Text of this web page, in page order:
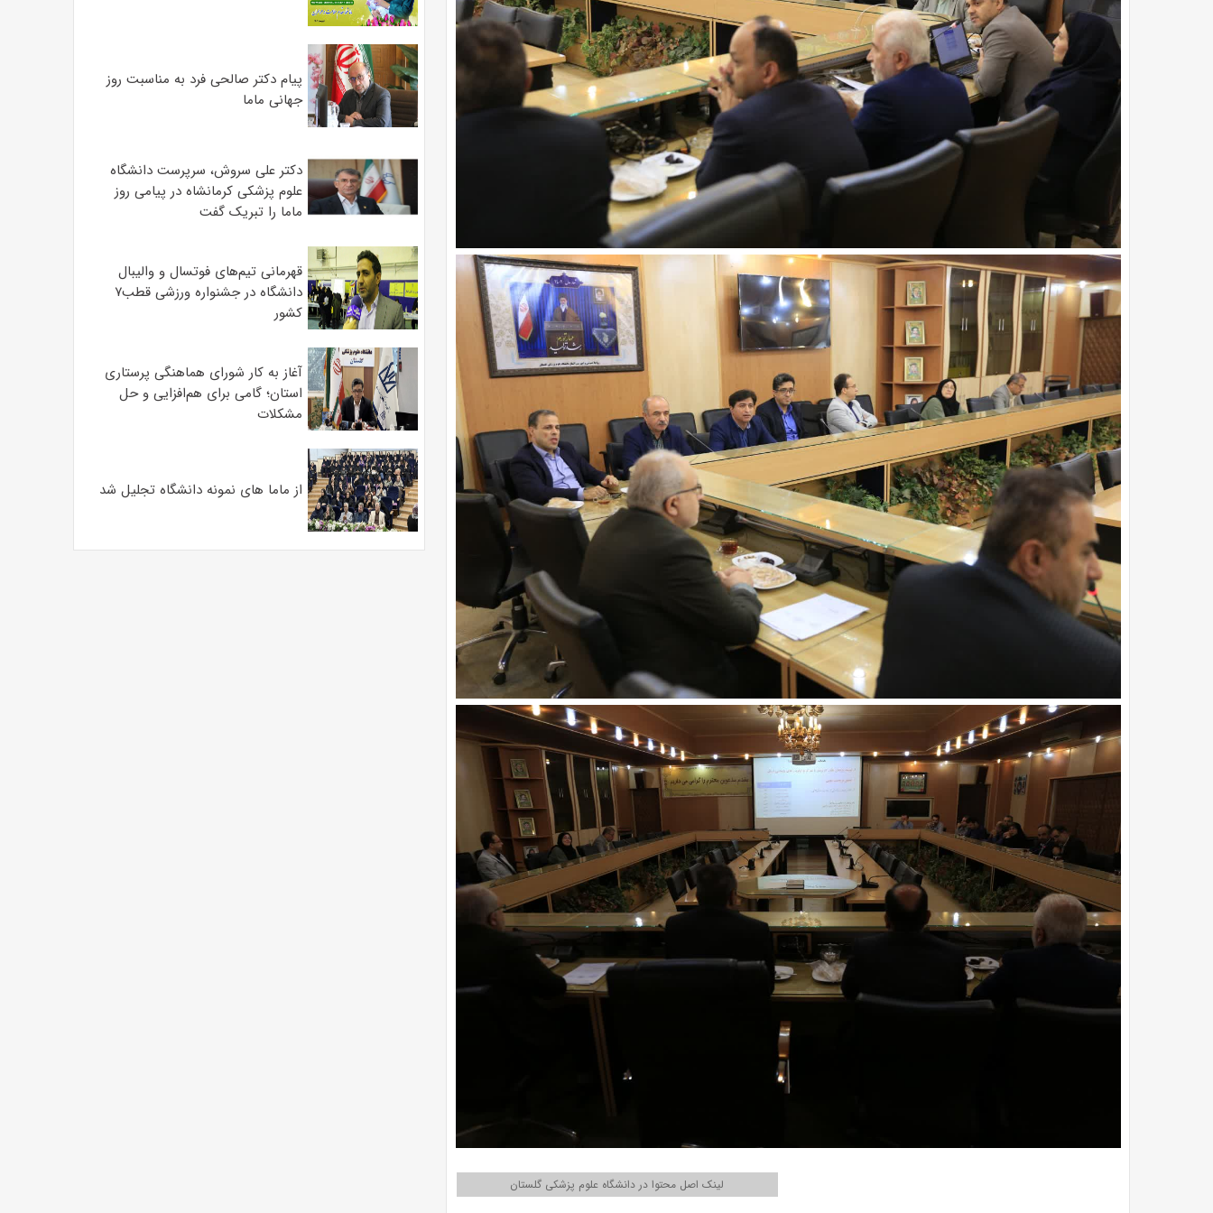
لینک اصل محتوا در دانشگاه علوم پزشکی گلستان
پیام دکتر صالحی فرد به مناسبت روز
جهانی ماما
دکتر علی سروش، سرپرست دانشگاه
علوم پزشکی کرمانشاه در پیامی روز
ماما را تبریک گفت
قهرمانی تیم‌های فوتسال و والیبال
دانشگاه در جشنواره ورزشی قطب۷
کشور
آغاز به کار شورای هماهنگی پرستاری
استان؛ گامی برای هم‌افزایی و حل
مشکلات
از ماما های نمونه دانشگاه تجلیل شد